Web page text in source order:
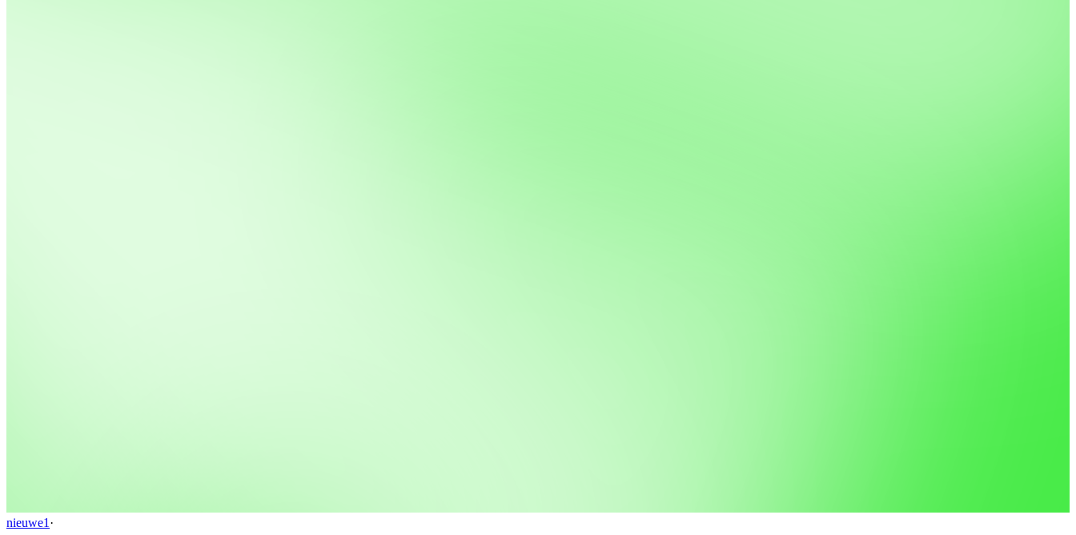
nieuwe1 ·